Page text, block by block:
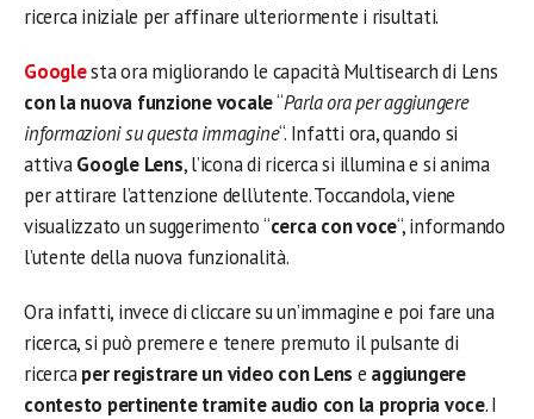
ricerca iniziale per affinare ulteriormente i risultati.
Googlesta ora migliorando le capacità Multisearch di Lens
con la nuova funzione vocale“Parla ora per aggiungere
informazioni su questa immagine“. Infatti ora, quando si
attivaGoogle Lens, l’icona di ricerca si illumina e si anima
per attirare l’attenzione dell’utente. Toccandola, viene
visualizzato un suggerimento “cerca con voce“, informando
l’utente della nuova funzionalità.
Ora infatti, invece di cliccare su un’immagine e poi fare una
ricerca, si può premere e tenere premuto il pulsante di
ricercaper registrare un video con Lens e aggiungere
contesto pertinente tramite audio con la propria voce. I